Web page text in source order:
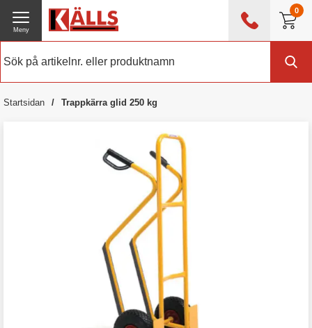
0
0476 - 214 80
Meny
Startsidan Trappkärra glid 250 kg